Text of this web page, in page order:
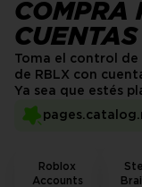
COMPRA
CUENTAS
Toma el control de
de RBLX con
Ya sea que estés
un criminal o
estas cuentas te
Roblox
Accounts